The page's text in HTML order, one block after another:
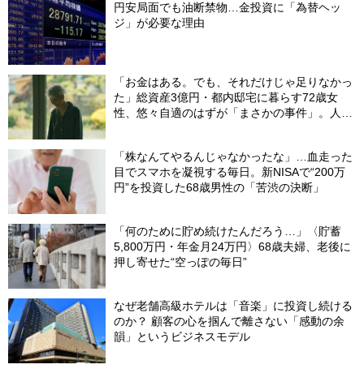
円安局面でも油断禁物…金投資に「為替ヘッ
ジ」が必要な理由
「お金はある。でも、それだけじゃ足りなかっ
た」総資産3億円・都内邸宅に暮らす72歳女
性、悠々自適のはずが「まさかの事件」。人目
「株なんてやるんじゃなかったな」…血走った
目でスマホを凝視する毎日。新NISAで“200万
円”を投資した68歳男性の「苦渋の決断」
「何のために貯め続けたんだろう…」〈貯蓄
5,800万円・年金月24万円〉68歳夫婦、老後に
押し寄せた“空っぽの毎日”
なぜ老舗高級ホテルは「音楽」に投資し続ける
のか？ 顧客の心を掴んで離さない「感動の余
韻」というビジネスモデル